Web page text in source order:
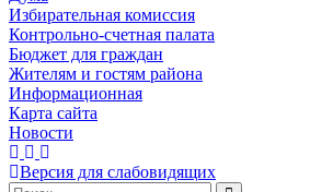
Избирательная комиссия
Контрольно-счетная палата
Бюджет для граждан
Жителям и гостям района
Информационная
Карта сайта
Новости
Версия для слабовидящих